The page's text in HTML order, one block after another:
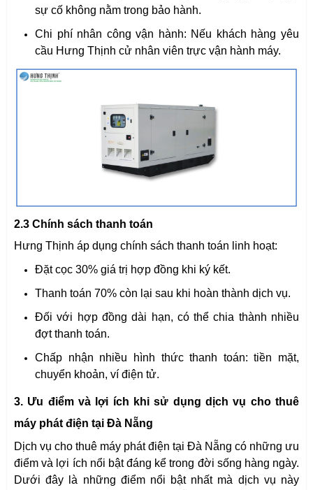
sự cố không nằm trong bảo hành.
Chi phí nhân công vận hành: Nếu khách hàng yêu
cầu Hưng Thịnh cử nhân viên trực vận hành máy.
2.3 Chính sách thanh toán
Hưng Thịnh áp dụng chính sách thanh toán linh hoạt:
Đặt cọc 30% giá trị hợp đồng khi ký kết.
Thanh toán 70% còn lại sau khi hoàn thành dịch vụ.
Đối với hợp đồng dài hạn, có thể chia thành nhiều
đợt thanh toán.
Chấp nhận nhiều hình thức thanh toán: tiền mặt,
chuyển khoản, ví điện tử.
3. Ưu điểm và lợi ích khi sử dụng dịch vụ cho thuê
máy phát điện tại Đà Nẵng
Dịch vụ cho thuê máy phát điện tại Đà Nẵng có những ưu
điểm và lợi ích nổi bật đáng kể trong đời sống hàng ngày.
Dưới đây là những điểm nổi bật nhất mà dịch vụ này